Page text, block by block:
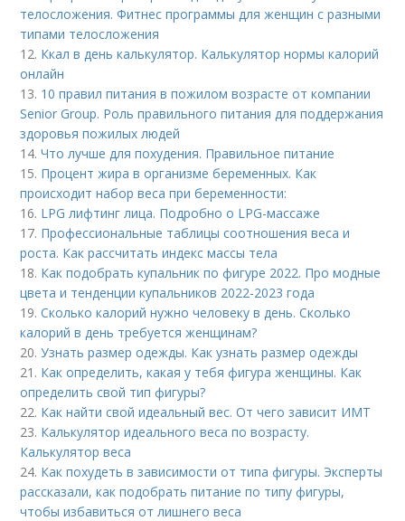
телосложения. Фитнес программы для женщин с разными
типами телосложения
12. Ккал в день калькулятор. Калькулятор нормы калорий
онлайн
13. 10 правил питания в пожилом возрасте от компании
Senior Group. Роль правильного питания для поддержания
здоровья пожилых людей
14.Что лучше для похудения. Правильное питание
15. Процент жира в организме беременных. Как
происходит набор веса при беременности:
16. LPG лифтинг лица. Подробно о LPG-массаже
17. Профессиональные таблицы соотношения веса и
роста. Как рассчитать индекс массы тела
18. Как подобрать купальник по фигуре 2022. Про модные
цвета и тенденции купальников 2022-2023 года
19.Сколько калорий нужно человеку в день. Сколько
калорий в день требуется женщинам?
20.Узнать размер одежды. Как узнать размер одежды
21. Как определить, какая у тебя фигура женщины. Как
определить свой тип фигуры?
22. Как найти свой идеальный вес. От чего зависит ИМТ
23. Калькулятор идеального веса по возрасту.
Калькулятор веса
24. Как похудеть в зависимости от типа фигуры. Эксперты
рассказали, как подобрать питание по типу фигуры,
чтобы избавиться от лишнего веса